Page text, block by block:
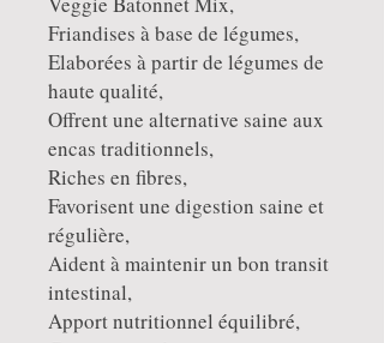
Friandises à base de légumes,
Elaborées à partir de légumes de
haute qualité,
Offrent une alternative saine aux
encas traditionnels,
Riches en fibres,
Favorisent une digestion saine et
régulière,
Aident à maintenir un bon transit
intestinal,
Apport nutritionnel équilibré,